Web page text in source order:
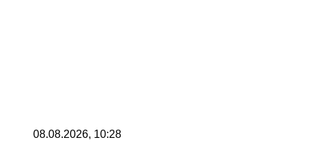
08.08.2026, 10:28